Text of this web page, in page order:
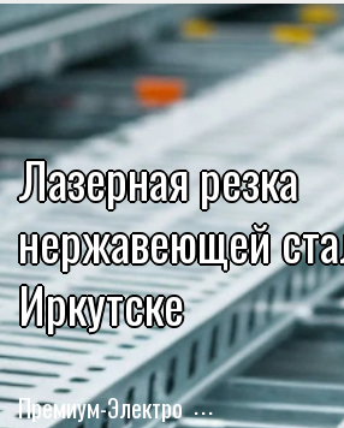
Лазерная резка
нержавеющей
Иркутске
Премиум-Электро